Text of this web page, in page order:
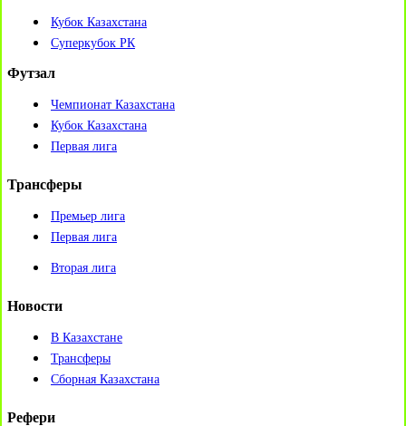
Кубок Казахстана
Суперкубок РК
Футзал
Чемпионат Казахстана
Кубок Казахстана
Первая лига
Трансферы
Премьер лига
Первая лига
Вторая лига
Новости
В Казахстане
Трансферы
Сборная Казахстана
Рефери